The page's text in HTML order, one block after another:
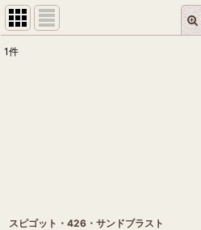
1件
スピゴット・426・サンドブラスト